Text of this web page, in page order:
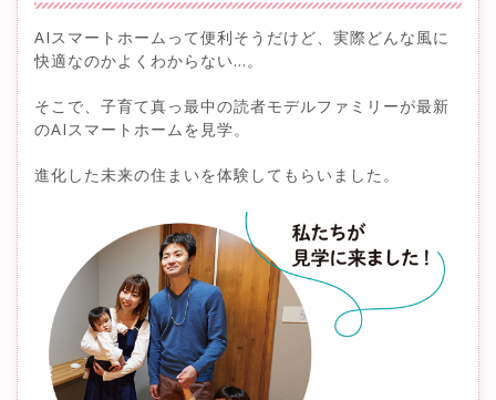
AIスマートホームって便利そうだけど、実際どんな風に
快適なのかよくわからない…。
そこで、子育て真っ最中の読者モデルファミリーが最新
のAIスマートホームを見学。
進化した未来の住まいを体験してもらいました。